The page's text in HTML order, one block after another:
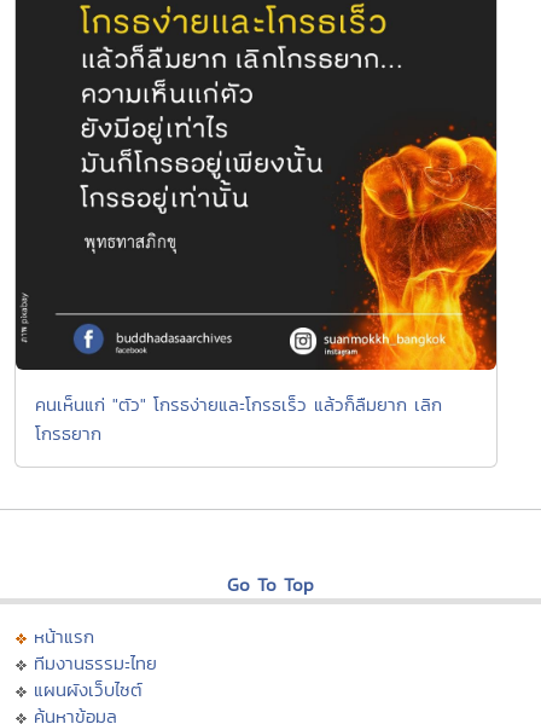
คนเห็นแก่ "ตัว" โกรธง่ายและโกรธเร็ว แล้วก็ลืมยาก เลิก
โกรธยาก
Go To Top
หน้าแรก
ทีมงานธรรมะไทย
แผนผังเว็บไซต์
ค้นหาข้อมูล